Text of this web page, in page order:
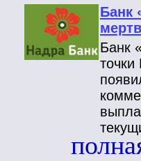
Банк
Банк